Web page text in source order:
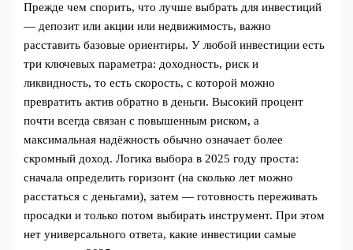
Прежде чем спорить, что лучше выбрать для инвестиций
— депозит или акции или недвижимость, важно
расставить базовые ориентиры. У любой инвестиции есть
три ключевых параметра: доходность, риск и
ликвидность, то есть скорость, с которой можно
превратить актив обратно в деньги. Высокий процент
почти всегда связан с повышенным риском, а
максимальная надёжность обычно означает более
скромный доход. Логика выбора в 2025 году проста:
сначала определить горизонт (на сколько лет можно
расстаться с деньгами), затем — готовность переживать
просадки и только потом выбирать инструмент. При этом
нет универсального ответа, какие инвестиции самые